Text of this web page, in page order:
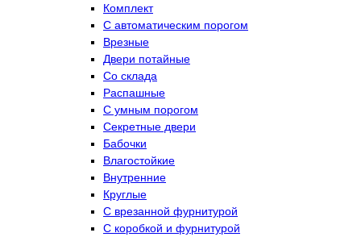
Комплект
С автоматическим порогом
Врезные
Двери потайные
Со склада
Распашные
С умным порогом
Секретные двери
Бабочки
Влагостойкие
Внутренние
Круглые
С врезанной фурнитурой
С коробкой и фурнитурой